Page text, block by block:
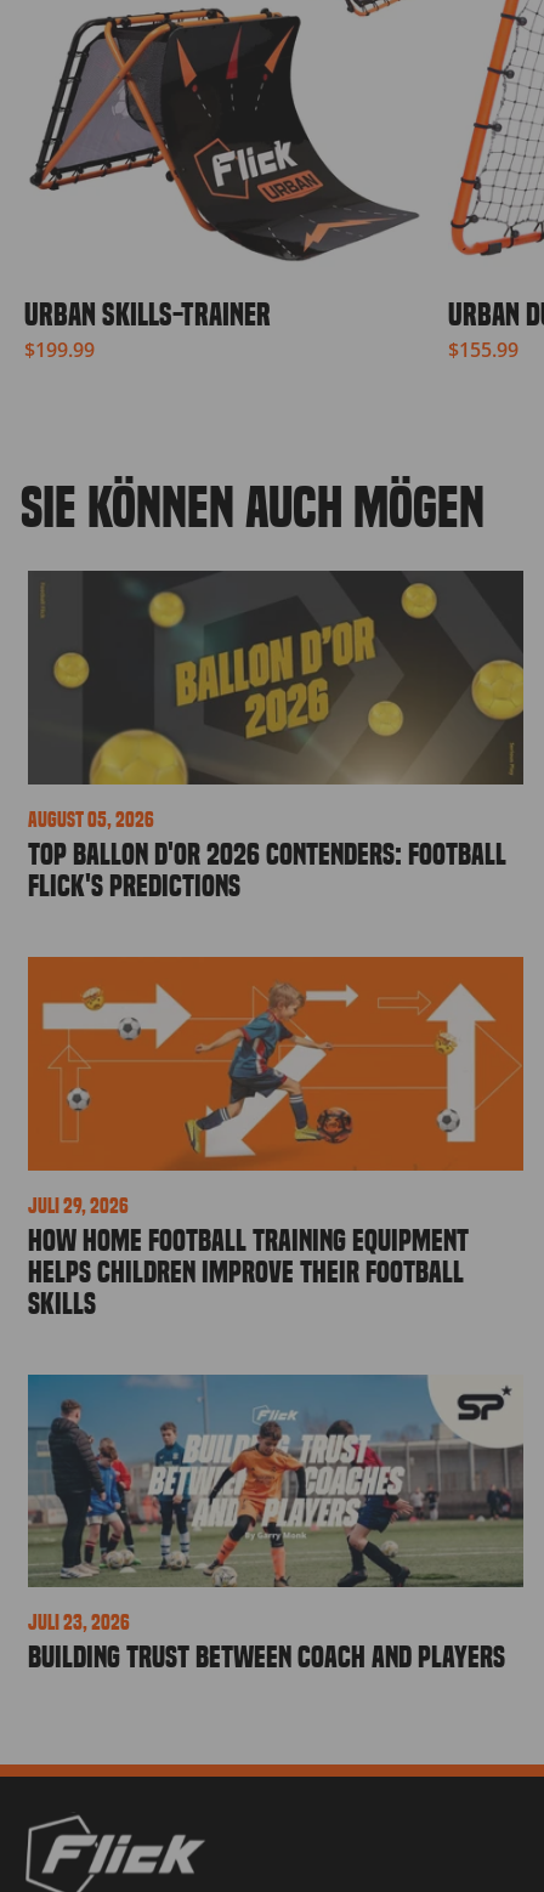
URBAN SKILLS-TRAINER
$199.99
URBAN
$155.99
SIE KÖNNEN AUCH MÖGEN
August 05, 2026
Top Ballon d'Or 2026 Contenders: Football
Flick's Predictions
Juli 29, 2026
How Home Football Training Equipment
Helps Children Improve Their Football
Skills
Juli 23, 2026
Building Trust Between Coach and Players